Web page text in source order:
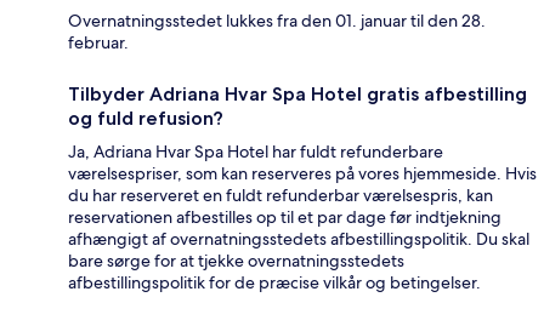
Overnatningsstedet lukkes fra den 01. januar til den 28.
februar.
Tilbyder Adriana Hvar Spa Hotel gratis afbestilling
og fuld refusion?
Ja, Adriana Hvar Spa Hotel har fuldt refunderbare
værelsespriser, som kan reserveres på vores hjemmeside. Hvis
du har reserveret en fuldt refunderbar værelsespris, kan
reservationen afbestilles op til et par dage før indtjekning
afhængigt af overnatningsstedets afbestillingspolitik. Du skal
bare sørge for at tjekke overnatningsstedets
afbestillingspolitik for de præcise vilkår og betingelser.